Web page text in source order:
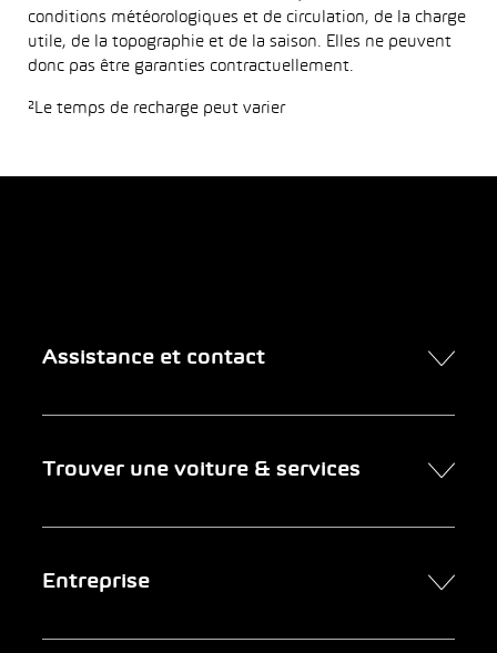
conditions météorologiques et de circulation, de la charge
utile, de la topographie et de la saison. Elles ne peuvent
donc pas être garanties contractuellement.
²Le temps de recharge peut varier
Assistance et contact
Entreprises clientes
Trouver une voiture & services
Services
Entreprise